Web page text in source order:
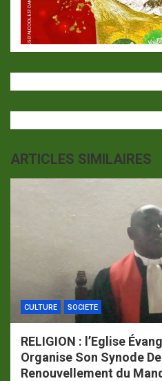
ARTICLES SIMILAIRES
CULTURE SOCIETE
RELIGION : l’Eglise
Organise Son Synode
Renouvellement du